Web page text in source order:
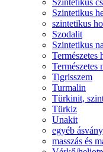
Szintetikus
Szintetikus
szintetikus
Szodalit
Szintetikus
Természetes
Természetes
Tigrisszem
Turmalin
Türkinit,
Türkiz
Unakit
egyéb
masszás és